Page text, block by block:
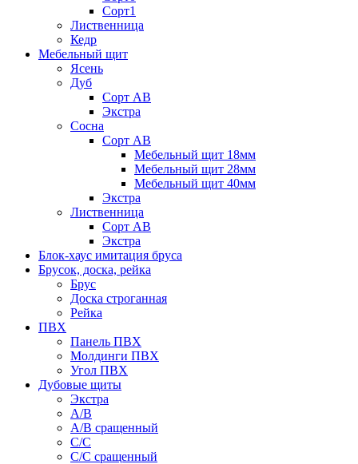
Сорт1
Лиственница
Кедр
Мебельный щит
Ясень
Дуб
Сорт АВ
Экстра
Сосна
Сорт АВ
Мебельный щит 18мм
Мебельный щит 28мм
Мебельный щит 40мм
Экстра
Лиственница
Сорт АВ
Экстра
Блок-хаус имитация бруса
Брусок, доска, рейка
Брус
Доска строганная
Рейка
ПВХ
Панель ПВХ
Молдинги ПВХ
Угол ПВХ
Дубовые щиты
Экстра
А/В
А/В сращенный
С/С
С/С сращенный